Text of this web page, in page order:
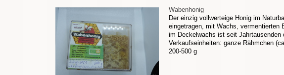
Wabenhonig
Der einzig vollwerteige Honig im
eingetragen, mit Wachs, vermentierten
im Deckelwachs ist seit Jahrtausenden
Verkaufseinheiten: ganze Rähmchen
200-500 g